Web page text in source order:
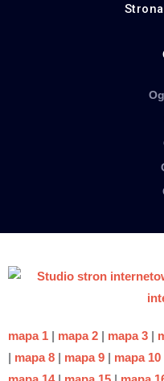
mapa 1 mapa 2 mapa 3
mapa 8 mapa 9 mapa 10